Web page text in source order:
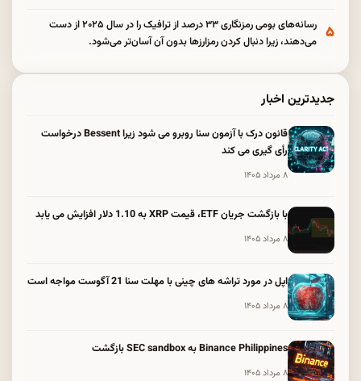
۵
رسانه‌های بومی رمزنگاری ۳۳ درصد از ترافیک را در سال ۲۰۲۵ از دست
می‌دهند، زیرا دنبال کردن رمزارزها بدون آن آسان‌تر می‌شود.
جدیدترین اخبار
قانون درک با آزمون سنا روبرو می شود زیرا Bessent درخواست
رأی گیری می کند
۸ مرداد ۱۴۰۵
با بازگشت جریان ETF، قیمت XRP به 1.10 دلار افزایش می یابد
۸ مرداد ۱۴۰۵
اپل در مورد تراشه های چینی با مهلت سنا 21 آگوست مواجه است
۸ مرداد ۱۴۰۵
Binance Philippines به SEC sandbox بازگشت
۸ مرداد ۱۴۰۵